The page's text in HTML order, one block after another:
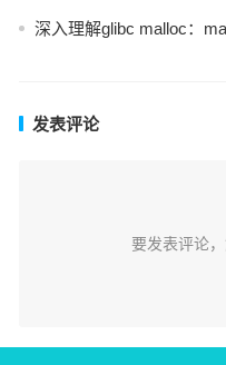
深入理解glibc malloc：
发表评论
要发表评论